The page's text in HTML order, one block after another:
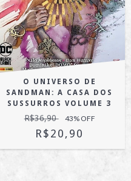
O UNIVERSO DE
SANDMAN: A CASA DOS
SUSSURROS VOLUME 3
R$36,90 43% OFF
R$20,90